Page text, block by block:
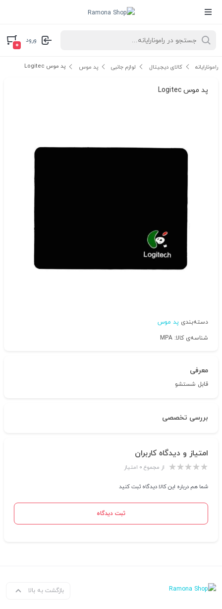
ورود
۰
رامونارایانه کالای دیجیتال لوازم جانبی پد موس پد موس Logitec
پد موس Logitec
دسته‌بندی پد موس
شناسه‌ی کالا: MPA
معرفی
قابل شستشو
بررسی تخصصی
امتیاز و دیدگاه کاربران
از مجموع ۰ امتیاز
شما هم درباره این کالا دیدگاه ثبت کنید
ثبت دیدگاه
بازگشت به بالا